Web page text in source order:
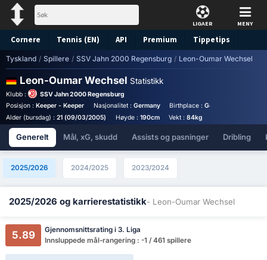
LIGAER MENY
Cornere Tennis (EN) API Premium Tippetips
Tyskland / Spillere / SSV Jahn 2000 Regensburg / Leon-Oumar Wechsel
Leon-Oumar Wechsel Statistikk
Klubb :
SSV Jahn 2000 Regensburg
Posisjon : Keeper - Keeper Nasjonalitet : Germany Birthplace :Germany - Germany
Alder (bursdag) : 21 (09/03/2005) Høyde : 190cm Vekt :84kg
Generelt Mål, xG, skudd Assists og pasninger Dribling
2025/2026 2024/2025 2023/2024
2025/2026 og karrierestatistikk- Leon-Oumar Wechsel
5.89
Gjennomsnittsrating i 3. Liga
Innsluppede mål-rangering : -1 / 461 spillere